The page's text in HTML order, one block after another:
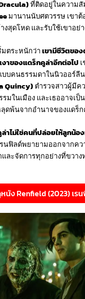
ที่ติดอยู่ในความ
มานานนับศตวรรษ เขา
งสุดโหด และรับใช้เขาอย่
มตระหนักว่าเขามีชีวิตของ
งาของแดร็กคูล่าอีกต่อไป
บคนธรรมดาในนิวออร์ลี
Quincy)ตำรวจสาวผู้มีค
มในเมือง และเธออาจเ
ดพ้นจากอำนาจของแดร็
าไม่ใช่คนที่ปล่อยให้ลูกน้อ
รนฟิลด์พยายามออกจากค
ละจัดการทุกอย่างที่ขวาง
นัง Renfield (2023) เร